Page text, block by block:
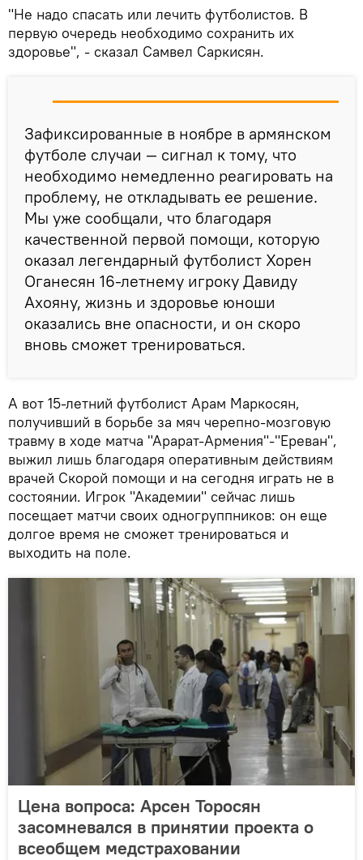
"Не надо спасать или лечить футболистов. В
первую очередь необходимо сохранить их
здоровье", - сказал Самвел Саркисян.
Зафиксированные в ноябре в армянском
футболе случаи — сигнал к тому, что
необходимо немедленно реагировать на
проблему, не откладывать ее решение.
Мы уже сообщали, что благодаря
качественной первой помощи, которую
оказал легендарный футболист Хорен
Оганесян 16-летнему игроку Давиду
Ахояну, жизнь и здоровье юноши
оказались вне опасности, и он скоро
вновь сможет тренироваться.
А вот 15-летний футболист Арам Маркосян,
получивший в борьбе за мяч черепно-мозговую
травму в ходе матча "Арарат-Армения"-"Ереван",
выжил лишь благодаря оперативным действиям
врачей Скорой помощи и на сегодня играть не в
состоянии. Игрок "Академии" сейчас лишь
посещает матчи своих одногруппников: он еще
долгое время не сможет тренироваться и
выходить на поле.
Цена вопроса: Арсен Торосян
засомневался в принятии проекта о
всеобщем медстраховании